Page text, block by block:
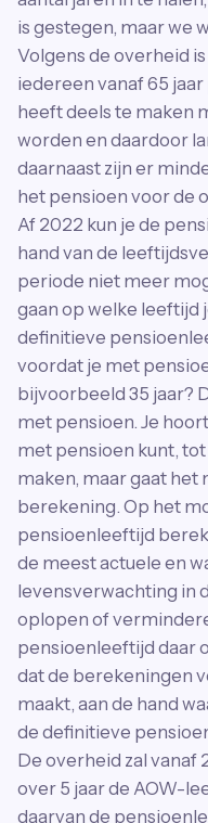
is gestegen, maar we
Volgens de overheid
iedereen vanaf 65
heeft deels te maken
worden en daardoor
daarnaast zijn er
het pensioen voor de
Af 2022 kun je de
hand van de
periode niet meer
gaan op welke leeftijd
definitieve
voordat je met
bijvoorbeeld 35 jaar?
met pensioen. Je
met pensioen kunt,
maken, maar gaat
berekening. Op het
pensioenleeftijd
de meest actuele en
levensverwachting in
oplopen of
pensioenleeftijd daar
dat de berekeningen
maakt, aan de hand
de definitieve
De overheid zal vanaf
over 5 jaar de AOW-
daarvan de